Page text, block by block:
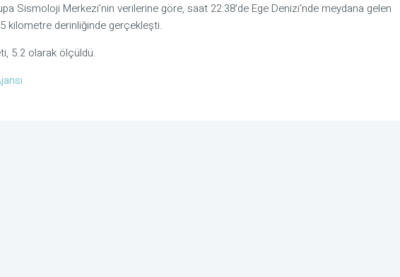
Sismoloji Merkezi’nin verilerine göre, saat 22:38'de Ege Denizi'nde meydana gelen
kilometre derinliğinde gerçekleşti.
5.2 olarak ölçüldü.